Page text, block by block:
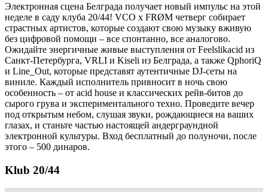
Электронная сцена Белграда получает новый импульс на этой
неделе в саду клуба 20/44! VCO x FRØM четверг собирает
страстных артистов, которые создают свою музыку вживую
без цифровой помощи – все спонтанно, все аналогово.
Ожидайте энергичные живые выступления от Feelslikacid из
Санкт-Петербурга, VRLI и Kiseli из Белграда, а также QphoriQ
и Line_Out, которые представят аутентичные DJ-сеты на
виниле. Каждый исполнитель привносит в ночь свою
особенность – от acid house и классических рейв-битов до
сырого грува и экспериментального техно. Проведите вечер
под открытым небом, слушая звуки, рождающиеся на ваших
глазах, и станьте частью настоящей андерграундной
электронной культуры. Вход бесплатный до полуночи, после
этого – 500 динаров.
Klub 20/44